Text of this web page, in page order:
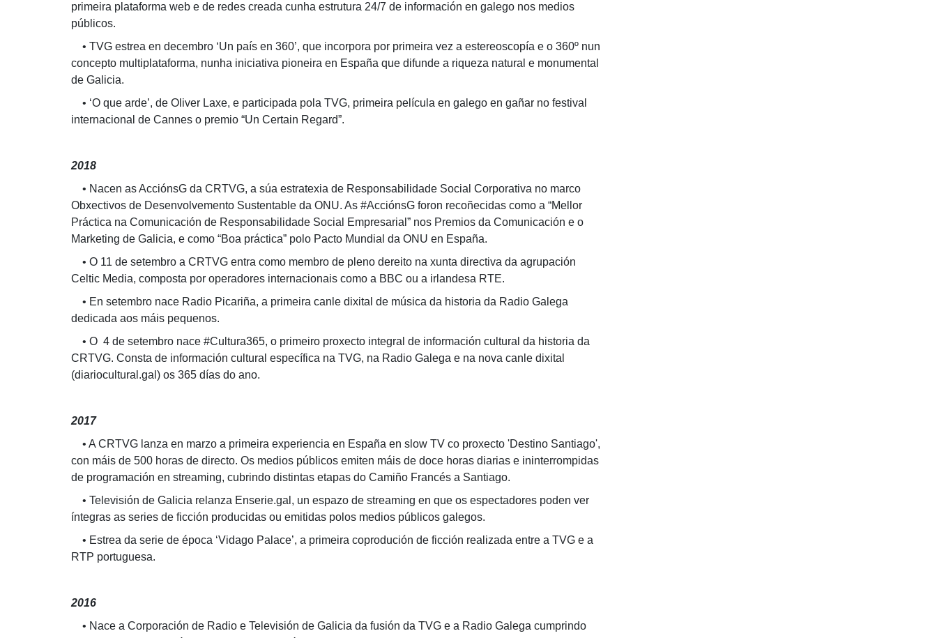
primeira plataforma web e de redes creada cunha estrutura 24/7 de información en galego nos medios
públicos.
• TVG estrea en decembro ‘Un país en 360’, que incorpora por primeira vez a estereoscopía e o 360º nun
concepto multiplataforma, nunha iniciativa pioneira en España que difunde a riqueza natural e monumental
de Galicia.
• ‘O que arde’, de Oliver Laxe, e participada pola TVG, primeira película en galego en gañar no festival
internacional de Cannes o premio “Un Certain Regard”.
2018
• Nacen as AcciónsG da CRTVG, a súa estratexia de Responsabilidade Social Corporativa no marco
Obxectivos de Desenvolvemento Sustentable da ONU. As #AcciónsG foron recoñecidas como a “Mellor
Práctica na Comunicación de Responsabilidade Social Empresarial” nos Premios da Comunicación e o
Marketing de Galicia, e como “Boa práctica” polo Pacto Mundial da ONU en España.
• O 11 de setembro a CRTVG entra como membro de pleno dereito na xunta directiva da agrupación
Celtic Media, composta por operadores internacionais como a BBC ou a irlandesa RTE.
• En setembro nace Radio Picariña, a primeira canle dixital de música da historia da Radio Galega
dedicada aos máis pequenos.
• O 4 de setembro nace #Cultura365, o primeiro proxecto integral de información cultural da historia da
CRTVG. Consta de información cultural específica na TVG, na Radio Galega e na nova canle dixital
(diariocultural.gal) os 365 días do ano.
2017
• A CRTVG lanza en marzo a primeira experiencia en España en slow TV co proxecto 'Destino Santiago',
con máis de 500 horas de directo. Os medios públicos emiten máis de doce horas diarias e ininterrompidas
de programación en streaming, cubrindo distintas etapas do Camiño Francés a Santiago.
• Televisión de Galicia relanza Enserie.gal, un espazo de streaming en que os espectadores poden ver
íntegras as series de ficción producidas ou emitidas polos medios públicos galegos.
• Estrea da serie de época ‘Vidago Palace’, a primeira coprodución de ficción realizada entre a TVG e a
RTP portuguesa.
2016
• Nace a Corporación de Radio e Televisión de Galicia da fusión da TVG e a Radio Galega cumprindo